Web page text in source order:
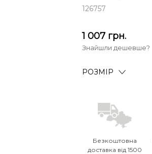
126757
1 007 грн.
Знайшли дешевше?
РОЗМІР
Безкоштовна
доставка від 1500